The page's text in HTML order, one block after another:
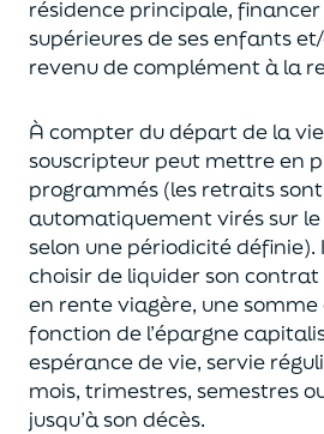
résidence principale,
supérieures de ses enfantset/
revenu de complément à la
À compter du départ de la
souscripteur peut mettre en
programmés (les retraits sont
automatiquement virés sur
selon une périodicité
choisirde liquider son contrat
en rente viagère, une
fonction de l’épargne
espérance de vie, servie
mois, trimestres, semestres
jusqu’à son décès.